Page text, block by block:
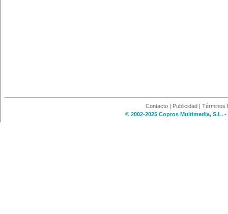
Contacto | Publicidad | Términos
© 2002-2025 Copros Multimedia, S.L.